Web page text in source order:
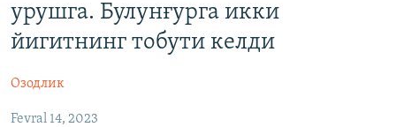
Қидиришга
ўтинг
На русском
ИЖТИМОИЙ ТАРМОҚЛАР
урушга. Булунғурга икки
йигитнинг тобути келди
Озодлик
Fevral 14, 2023